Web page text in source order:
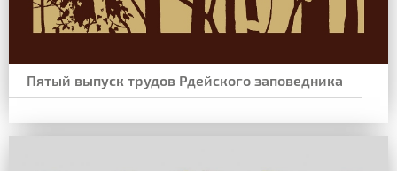
Пятый выпуск трудов Рдейского заповедника